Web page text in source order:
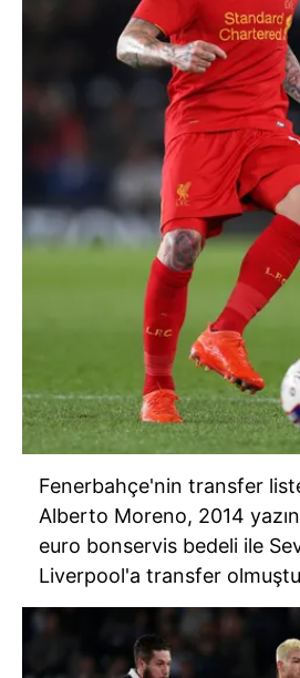
Fenerbahçe'nin transfer
Alberto Moreno, 2014
euro bonservis bedeli ile
Liverpool'a transfer